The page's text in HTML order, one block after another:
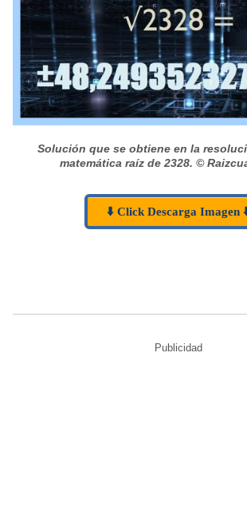
Solución que se obtiene en la
matemática raíz de 2328. ©
⬇️ Click Descarga Imagen
Publicidad